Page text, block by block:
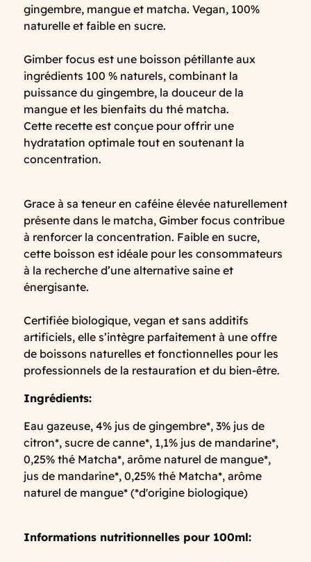
gingembre, mangue et matcha. Vegan, 100%
naturelle et faible en sucre.
Gimber focus est une boisson pétillante aux
ingrédients 100 % naturels, combinant la
puissance du gingembre, la douceur de la
mangue et les bienfaits du thé matcha.
Cette recette est conçue pour offrir une
hydratation optimale tout en soutenant la
concentration.
Grace à sa teneur en caféine élevée naturellement
présente dans le matcha, Gimber focus contribue
à renforcer la concentration. Faible en sucre,
cette boisson est idéale pour les consommateurs
à la recherche d’une alternative saine et
énergisante.
Certifiée biologique, vegan et sans additifs
artificiels, elle s’intègre parfaitement à une offre
de boissons naturelles et fonctionnelles pour les
professionnels de la restauration et du bien-être.
Ingrédients:
Eau gazeuse, 4% jus de gingembre*, 3% jus de
citron*, sucre de canne*, 1,1% jus de mandarine*,
0,25% thé Matcha*, arôme naturel de mangue*,
jus de mandarine*, 0,25% thé Matcha*, arôme
naturel de mangue* (*d'origine biologique)
Informations nutritionnelles pour 100ml: